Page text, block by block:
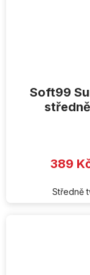
Soft99
389
Středně